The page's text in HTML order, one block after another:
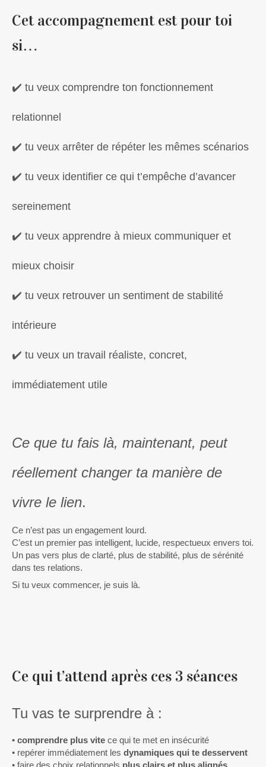
Cet accompagnement est pour toi
si…
✔️ tu veux comprendre ton fonctionnement
relationnel
✔️ tu veux arrêter de répéter les mêmes scénarios
✔️ tu veux identifier ce qui t’empêche d’avancer
sereinement
✔️ tu veux apprendre à mieux communiquer et
mieux choisir
✔️ tu veux retrouver un sentiment de stabilité
intérieure
✔️ tu veux un travail réaliste, concret,
immédiatement utile
Ce que tu fais là, maintenant, peut
réellement changer ta manière de
vivre le lien.
Ce n’est pas un engagement lourd.
C’est un premier pas intelligent, lucide, respectueux envers toi.
Un pas vers plus de clarté, plus de stabilité, plus de sérénité
dans tes relations.
Si tu veux commencer, je suis là.
Ce qui t’attend après ces 3 séances
Tu vas te surprendre à :
• comprendre plus vite ce qui te met en insécurité
• repérer immédiatement les dynamiques qui te desservent
• faire des choix relationnels plus clairs et plus alignés